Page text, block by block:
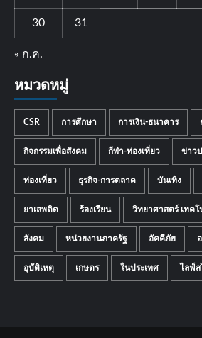
30 31
« ก.ค.
หมวดหมู่
CSR การศึกษา การเงิน-ธนาคาร
กิจกรรมเพื่อสังคม กีฬา-ท่องเที่ยว ข่าว
ท่องเที่ยว ธุรกิจ-การตลาด บันเทิง
ยาเสพติด ร้องเรียน วิทยาศาสตร์ เทค
สังคม หน่วยงานภาครัฐ อัคคีภัย
อุบัติเหตุ เกษตร ในประเทศ ไลฟ์